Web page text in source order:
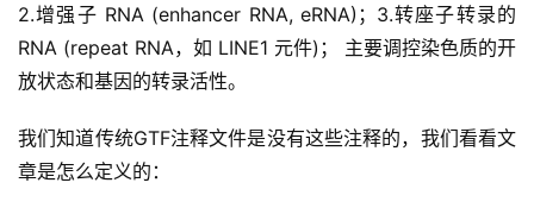
2.增强子 RNA (enhancer RNA, eRNA)；3.转座子转录的
RNA (repeat RNA，如 LINE1 元件)； 主要调控染色质的开
放状态和基因的转录活性。
我们知道传统GTF注释文件是没有这些注释的，我们看看文
章是怎么定义的：